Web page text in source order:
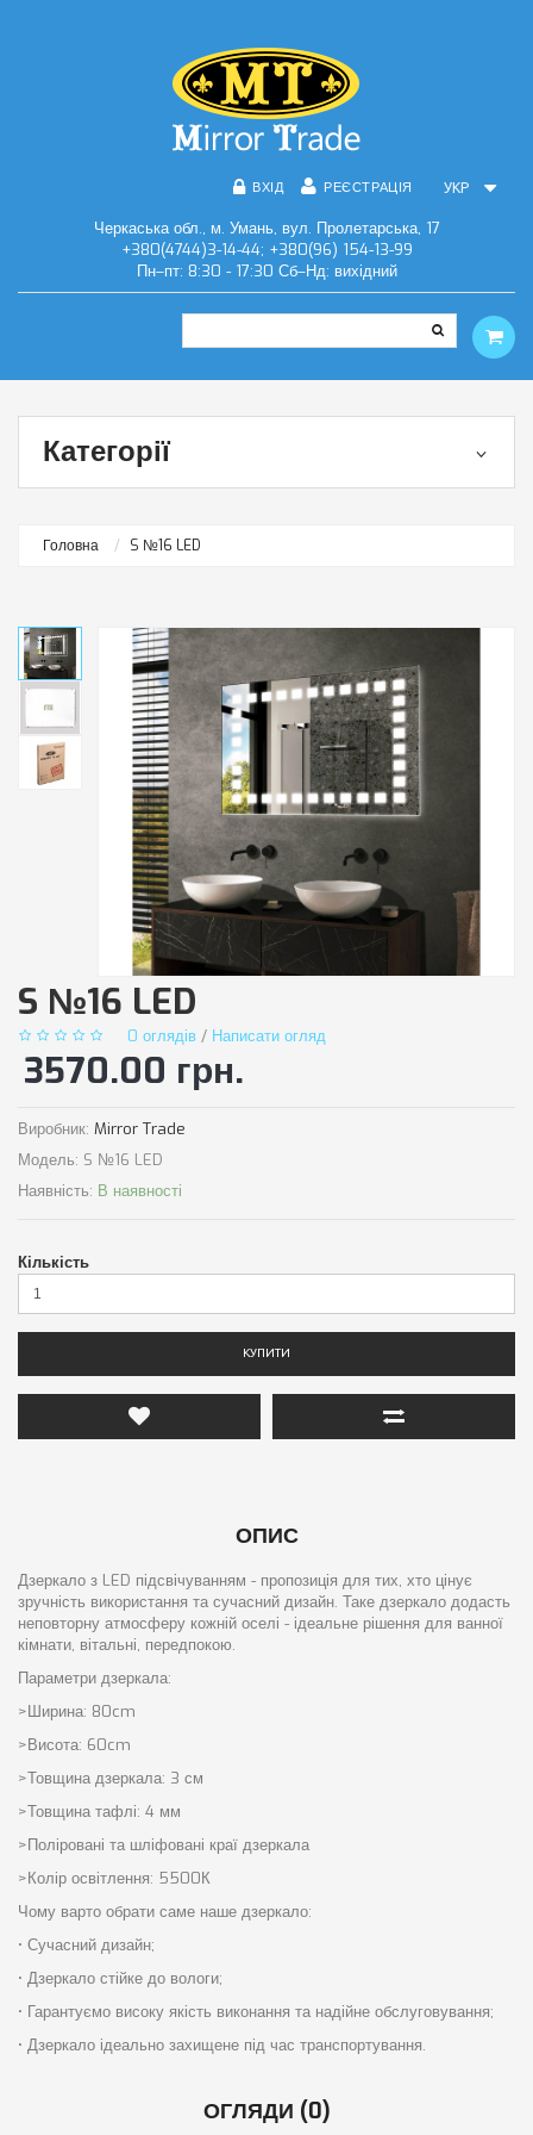
УКР
ВХІД РЕЄСТРАЦІЯ
Черкаська обл., м. Умань, вул. Пролетарська, 17
+380(4744)3-14-44; +380(96) 154-13-99
Пн–пт: 8:30 - 17:30 Сб–Нд: вихідний
Категорії
Головна S №16 LED
S №16 LED
0 оглядів/ Написати огляд
3570.00 грн.
Виробник: Mirror Trade
Модель: S №16 LED
Наявність: В наявності
Кількість
КУПИТИ
ОПИС
Дзеркало з LED підсвічуванням - пропозиція для тих, хто цінує
зручність використання та сучасний дизайн. Таке дзеркало додасть
неповторну атмосферу кожній оселі - ідеальне рішення для ванної
кімнати, вітальні, передпокою.
Параметри дзеркала:
>Ширина: 80cm
>Висота: 60cm
>Товщина дзеркала: 3 см
>Товщина тафлі: 4 мм
>Поліровані та шліфовані краї дзеркала
>Колір освітлення: 5500К
Чому варто обрати саме наше дзеркало:
• Сучасний дизайн;
• Дзеркало стійке до вологи;
• Гарантуємо високу якість виконання та надійне обслуговування;
• Дзеркало ідеально захищене під час транспортування.
ОГЛЯДИ (0)